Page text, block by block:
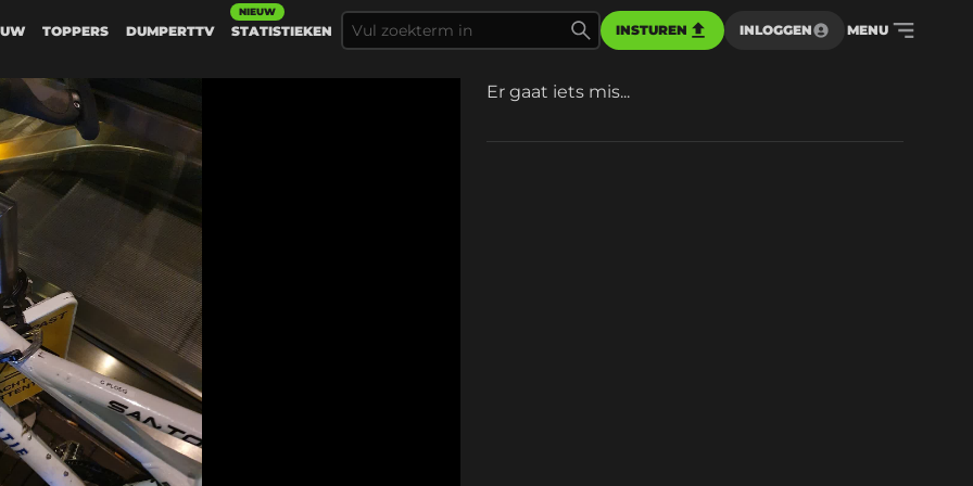
TOPPERS DUMPERTTV STATISTIEKEN
NIEUW
INSTUREN INLOGGEN MENU
Er gaat iets mis...